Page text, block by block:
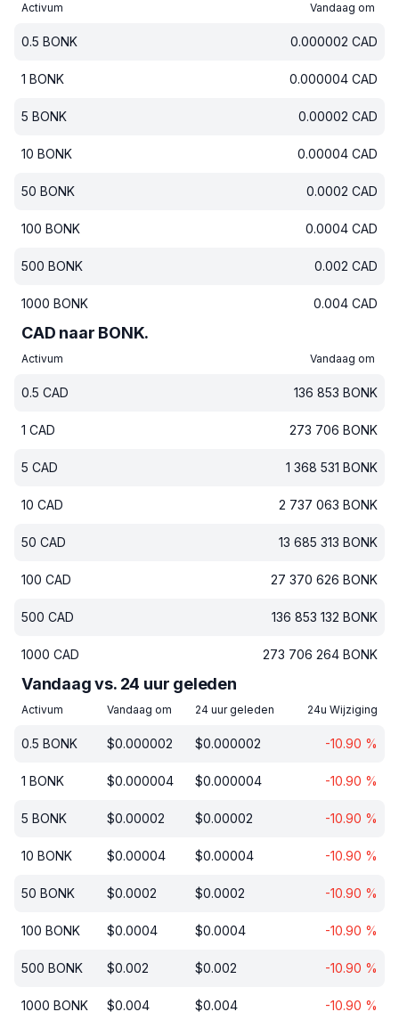
Activum Vandaag om
0.5 BONK 0.000002 CAD
1 BONK 0.000004 CAD
5 BONK 0.00002 CAD
10 BONK 0.00004 CAD
50 BONK 0.0002 CAD
100 BONK 0.0004 CAD
500 BONK 0.002 CAD
1000 BONK 0.004 CAD
CAD naar BONK.
Activum Vandaag om
0.5 CAD 136 853 BONK
1 CAD 273 706 BONK
5 CAD 1 368 531 BONK
10 CAD 2 737 063 BONK
50 CAD 13 685 313 BONK
100 CAD 27 370 626 BONK
500 CAD 136 853 132 BONK
1000 CAD 273 706 264 BONK
Vandaag vs. 24 uur geleden
Activum Vandaag om 24 uur geleden 24u Wijziging
0.5 BONK $0.000002 $0.000002 -10.90 %
1 BONK $0.000004 $0.000004 -10.90 %
5 BONK $0.00002 $0.00002 -10.90 %
10 BONK $0.00004 $0.00004 -10.90 %
50 BONK $0.0002 $0.0002 -10.90 %
100 BONK $0.0004 $0.0004 -10.90 %
500 BONK $0.002 $0.002 -10.90 %
1000 BONK $0.004 $0.004 -10.90 %